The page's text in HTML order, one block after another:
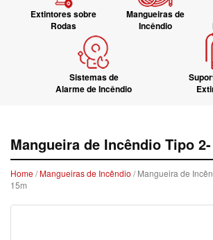
Extintores sobre
Rodas
Mangueiras de
Incêndio
Sistemas de
Alarme de Incêndio
Mangueira de Incêndio Tipo
Home/Mangueiras de Incêndio / Mangueira de
15m